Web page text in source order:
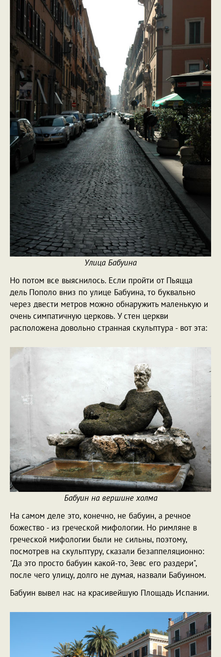
Улица Бабуина
Но потом все выяснилось. Если пройти от Пьяцца
дель Пополо вниз по улице Бабуина, то буквально
через двести метров можно обнаружить маленькую и
очень симпатичную церковь. У стен церкви
расположена довольно странная скульптура - вот эта:
Бабуин на вершине холма
На самом деле это, конечно, не бабуин, а речное
божество - из греческой мифологии. Но римляне в
греческой мифологии были не сильны, поэтому,
посмотрев на скульптуру, сказали безаппеляционно:
"Да это просто бабуин какой-то, Зевс его раздери",
после чего улицу, долго не думая, назвали Бабуином.
Бабуин вывел нас на красивейшую Площадь Испании.